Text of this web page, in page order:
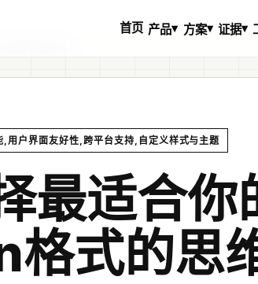
首页 产品▾ 方案▾ 证据▾
户界面友好性,跨平台支持,自定义样式与主题
最适合你
式的思